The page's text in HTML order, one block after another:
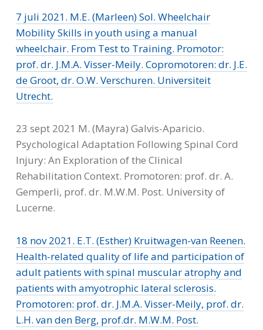
Close
Close
Close
Close
Close
7 juli 2021. M.E. (Marleen) Sol. Wheelchair
Mobility Skills in youth using a manual
wheelchair. From Test to Training. Promotor:
prof. dr. J.M.A. Visser-Meily. Copromotoren: dr. J.E.
de Groot, dr. O.W. Verschuren. Universiteit
Utrecht.
23 sept 2021 M. (Mayra) Galvis-Aparicio.
Psychological Adaptation Following Spinal Cord
Injury: An Exploration of the Clinical
Rehabilitation Context. Promotoren: prof. dr. A.
Gemperli, prof. dr. M.W.M. Post. University of
Lucerne.
18 nov 2021. E.T. (Esther) Kruitwagen-van Reenen.
Health-related quality of life and participation of
adult patients with spinal muscular atrophy and
patients with amyotrophic lateral sclerosis.
Promotoren: prof. dr. J.M.A. Visser-Meily, prof. dr.
L.H. van den Berg, prof.dr. M.W.M. Post.